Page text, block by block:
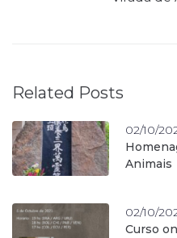
Related Posts
02/10/
Animais
02/10/
Curso